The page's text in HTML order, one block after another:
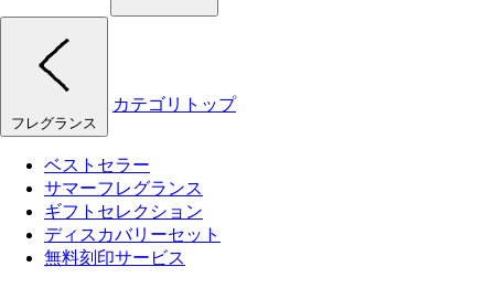
フレグランス
カテゴリトップ
ベストセラー
サマーフレグランス
ギフトセレクション
ディスカバリーセット
無料刻印サービス